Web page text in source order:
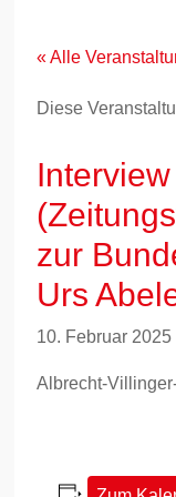
springen
« Alle
Diese
zur
Urs
10. Februar 2025
Albrecht-